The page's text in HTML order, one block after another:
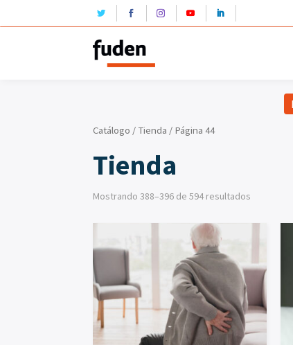
Catálogo / Tienda / Página 44
Tienda
Mostrando 388–396 de 594 resultados